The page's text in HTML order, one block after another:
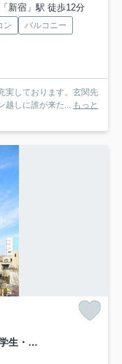
新宿」駅 徒歩12分
ン
バルコニー
実しております。玄関先
越しに誰が来た...
もっと
Nステージ本蓮沼【おとり物件なし】#学生・社会人にオススメ！初期費用分割払いOK！